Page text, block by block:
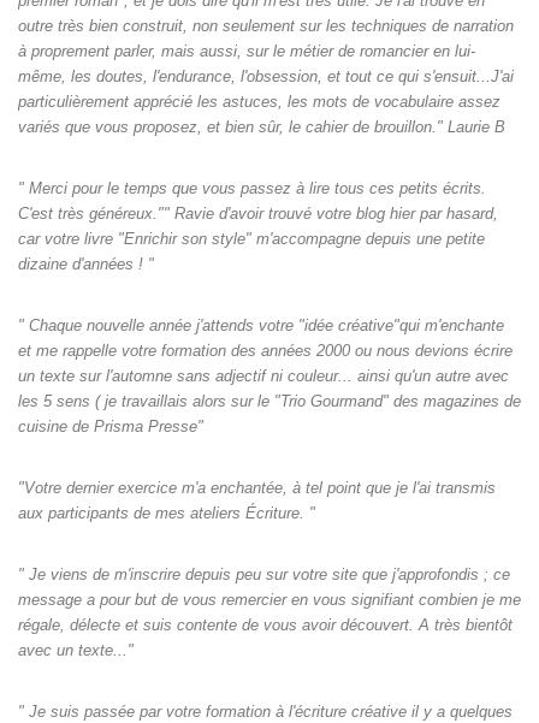
outre très bien construit, non seulement sur les techniques de narration
à proprement parler, mais aussi, sur le métier de romancier en lui-
même, les doutes, l'endurance, l'obsession, et tout ce qui s'ensuit...J'ai
particulièrement apprécié les astuces, les mots de vocabulaire assez
variés que vous proposez, et bien sûr, le cahier de brouillon." Laurie B
" Merci pour le temps que vous passez à lire tous ces petits écrits.
C'est très généreux."" Ravie d'avoir trouvé votre blog hier par hasard,
car votre livre "Enrichir son style" m'accompagne depuis une petite
dizaine d'années ! "
" Chaque nouvelle année j'attends votre "idée créative"qui m'enchante
et me rappelle votre formation des années 2000 ou nous devions écrire
un texte sur l'automne sans adjectif ni couleur... ainsi qu'un autre avec
les 5 sens ( je travaillais alors sur le "Trio Gourmand" des magazines de
cuisine de Prisma Presse"
"Votre dernier exercice m'a enchantée, à tel point que je l'ai transmis
aux participants de mes ateliers Écriture. "
" Je viens de m'inscrire depuis peu sur votre site que j'approfondis ; ce
message a pour but de vous remercier en vous signifiant combien je me
régale, délecte et suis contente de vous avoir découvert. A très bientôt
avec un texte..."
" Je suis passée par votre formation à l'écriture créative il y a quelques